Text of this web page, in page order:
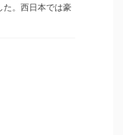
た。西日本では豪